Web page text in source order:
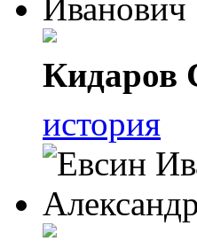
Кидаров
история